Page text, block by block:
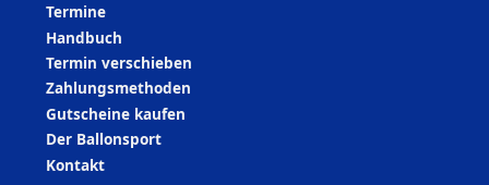
Termine
Handbuch
Termin verschieben
Zahlungsmethoden
Gutscheine kaufen
Der Ballonsport
Kontakt